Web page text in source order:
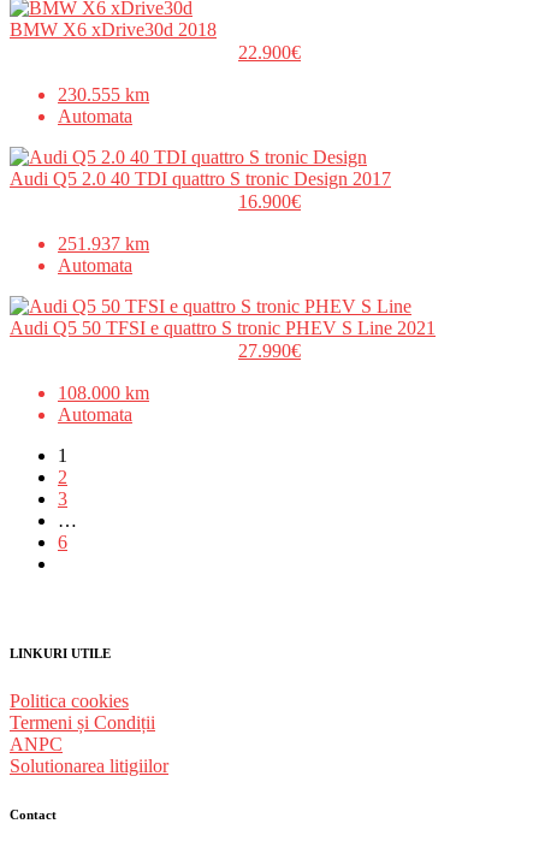
22.900€
BMW X6 xDrive30d 2018
230.555 km
Automata
16.900€
Audi Q5 2.0 40 TDI quattro S tronic Design 2017
251.937 km
Automata
27.990€
Audi Q5 50 TFSI e quattro S tronic PHEV S Line 2021
108.000 km
Automata
1
2
3
…
6
LINKURI UTILE
Politica cookies
Termeni și Condiții
ANPC
Solutionarea litigiilor
Contact